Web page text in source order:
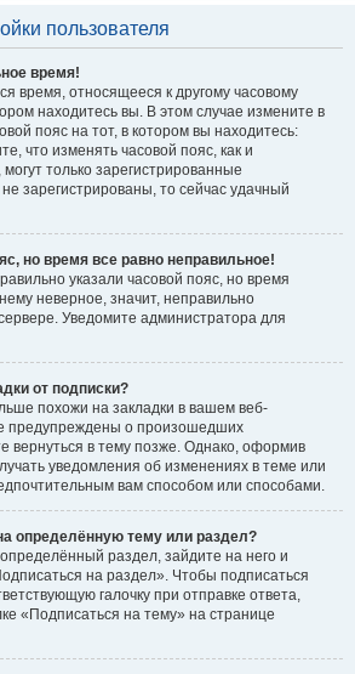
пользователя
время!
время, относящееся к другому часовому
находитесь вы. В этом случае измените в
пояс на тот, в котором вы находитесь:
что изменять часовой пояс, как и
только зарегистрированные
зарегистрированы, то сейчас удачный
но время все равно неправильное!
указали часовой пояс, но время
неверное, значит, неправильно
Уведомите администратора для
от подписки?
похожи на закладки в вашем веб-
предупреждены о произошедших
вернуться в тему позже. Однако, оформив
уведомления об изменениях в теме или
вам способом или способами.
определённую тему или раздел?
раздел, зайдите на него и
на раздел». Чтобы подписаться
галочку при отправке ответа,
«Подписаться на тему» на странице